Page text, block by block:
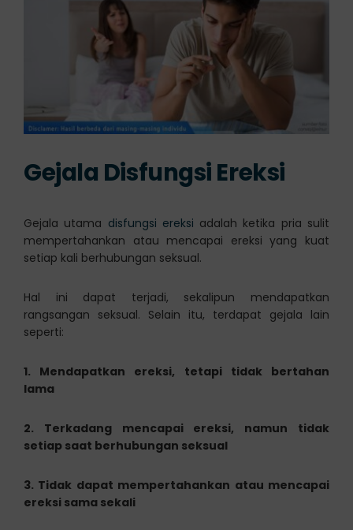
Gejala Disfungsi Ereksi
Gejala utama disfungsi ereksi adalah ketika pria sulit
mempertahankan atau mencapai ereksi yang kuat
setiap kali berhubungan seksual.
Hal ini dapat terjadi, sekalipun mendapatkan
rangsangan seksual. Selain itu, terdapat gejala lain
seperti:
1. Mendapatkan ereksi, tetapi tidak bertahan
lama
2. Terkadang mencapai ereksi, namun tidak
setiap saat berhubungan seksual
3. Tidak dapat mempertahankan atau mencapai
ereksi sama sekali